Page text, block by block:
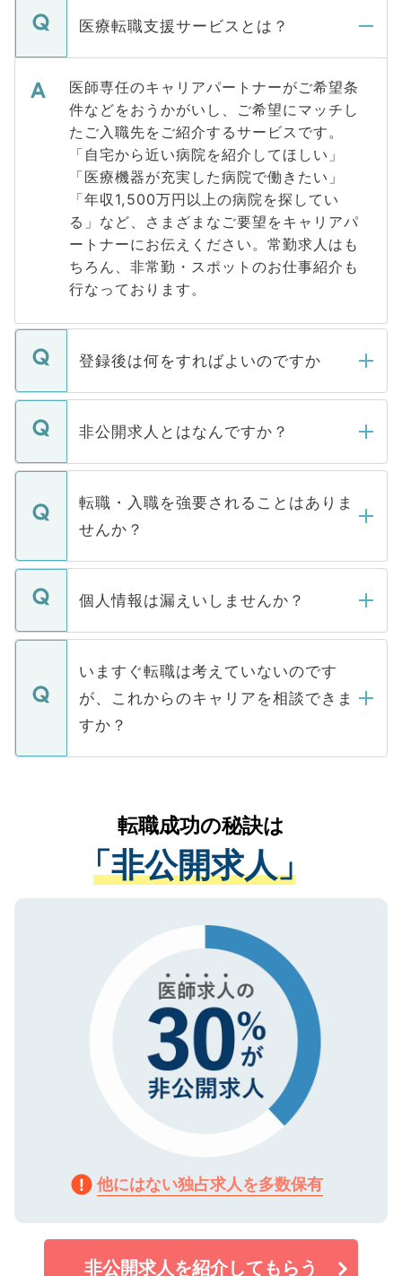
医療転職支援サービスとは？
医師専任のキャリアパートナーがご希望条
件などをおうかがいし、ご希望にマッチし
たご入職先をご紹介するサービスです。
「自宅から近い病院を紹介してほしい」
「医療機器が充実した病院で働きたい」
「年収1,500万円以上の病院を探してい
る」など、さまざまなご要望をキャリアパ
ートナーにお伝えください。常勤求人はも
ちろん、非常勤・スポットのお仕事紹介も
行なっております。
登録後は何をすればよいのですか
ご登録いただきましたら、弊社担当者がご
登録内容を確認し、その後メールもしくは
ます。通常、5営業日以内にはご連絡をせて
いただきますので、しばらくお待ちくださ
非公開求人とはなんですか？
マイナビDOCTORで取り扱っている求人の
うち約3割は、Webサイトからご覧いただ
けない「非公開求人」です。非公開求人は
下記の理由によって、一般には公開してい
ません。
■応募殺到を避けるため 人気のある医療機
関を公にしてしまうと、応募が殺到する場
に、医療機関が求める条件に合った人材の
みを人材紹介会社に依頼するケースが増え
ています。
転職・入職を強要されることはありま
せんか？
転職・入職を強要することは一切ありませ
ん。また、仮に応募先から内定をいただい
定を承諾する必要はありません。内定先へ
の辞退の連絡はキャリアパートナーが行い
個人情報は漏えいしませんか？
個人情報が漏えいすることはありませんの
で、ご安心ください。当サイトからの登録
などで収集したご登録者様の個人情報は、
ご本人のキャリアアップおよび転職活動の
支援を目的に使用いたします。お預かりし
ているすべての個人データはご本人の許可
は、個人情報の取り扱いについての厳密な
管理基準を満たした事業者のみに付与され
る、プライバシーマークを取得済みです。
で、機密保持に関してもご安心ください。
いますぐ転職は考えていないのです
が、これからのキャリアを相談できま
すか？
かがいして、現在の医療機関の状況や紹介
経験をまじえながら、適切なアドバイスを
させていただきます。すぐにご転職をされ
ない方には、長期的なサポートが可能です
ので、まずはご登録ください。
転職成功の秘訣は
「非公開求人」
他にはない独占求人を多数保有
非公開求人を紹介してもらう